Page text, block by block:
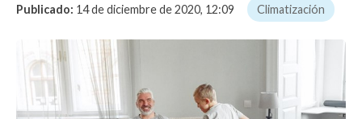
Publicado: 14 de diciembre de 2020, 12:09 Climatización